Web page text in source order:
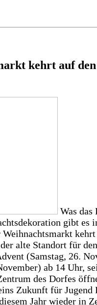
kehrt auf den
Was das
gibt es
alte Standort für
(Samstag, 26.
ab 14 Uhr,
des Dorfes
Zukunft für
Jahr wieder in